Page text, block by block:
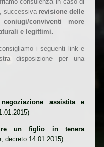
, successiva revisione delle
conviventi more
e legittimi.
i seguenti link e
disposizione per una
assistita e
un figlio in tenera
decreto 14.01.2015)